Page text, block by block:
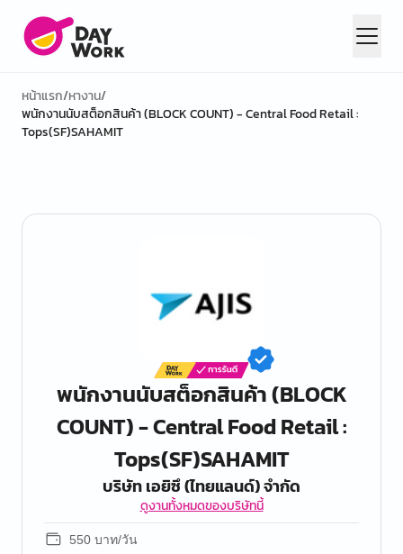
หน้าแรก/หางาน/
พนักงานนับสต็อกสินค้า (BLOCK COUNT) - Central Food Retail :
Tops(SF)SAHAMIT
พนักงานนับสต็อกสินค้า (BLOCK
COUNT) - Central Food Retail :
Tops(SF)SAHAMIT
บริษัท เอยิซึ (ไทยแลนด์) จำกัด
ดูงานทั้งหมดของบริษัทนี้
550 บาท/วัน